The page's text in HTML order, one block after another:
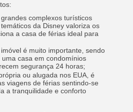
grandes complexos turísticos
da Disney valoriza os
a casa de férias ideal para
imóvel é muito importante, sendo
casa em condomínios
segurança 24 horas;
ou alugada nos EUA, é
viagens de férias sentindo-se
a tranquilidade e conforto